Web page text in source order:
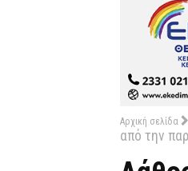
Αρχική σελίδα
από την